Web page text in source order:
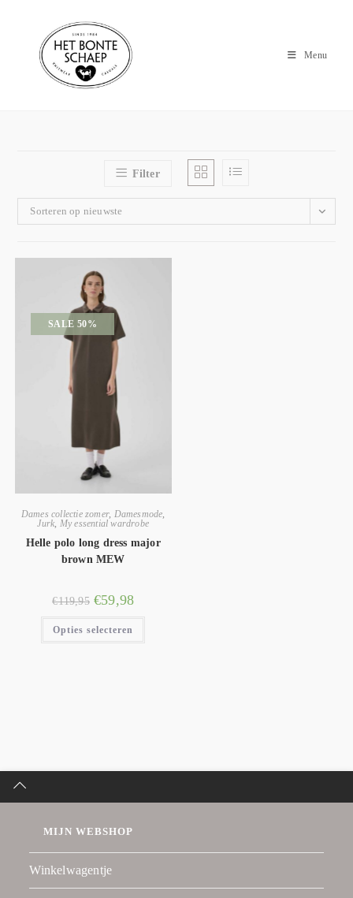
Menu
Filter
Sorteren op nieuwste
SALE 50%
Dames collectie zomer, Damesmode
Jurk My essential wardrobe
Helle polo long dress major
brown MEW
€119,95 €59,98
Opties selecteren
MIJN WEBSHOP
Winkelwagentje